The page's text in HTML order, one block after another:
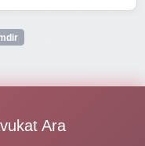
Ara